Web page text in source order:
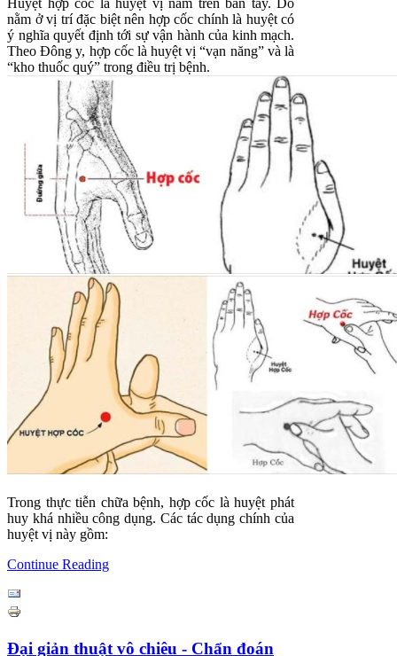
Huyệt hợp cốc là huyệt vị nằm trên bàn tay. Do
nằm ở vị trí đặc biệt nên hợp cốc chính là huyệt có
ý nghĩa quyết định tới sự vận hành của kinh mạch.
Theo Đông y, hợp cốc là huyệt vị “vạn năng” và là
“kho thuốc quý” trong điều trị bệnh.
Trong thực tiễn chữa bệnh, hợp cốc là huyệt phát
huy khá nhiều công dụng. Các tác dụng chính của
huyệt vị này gồm:
Continue Reading
Đại giản thuật vô chiêu - Chẩn đoán